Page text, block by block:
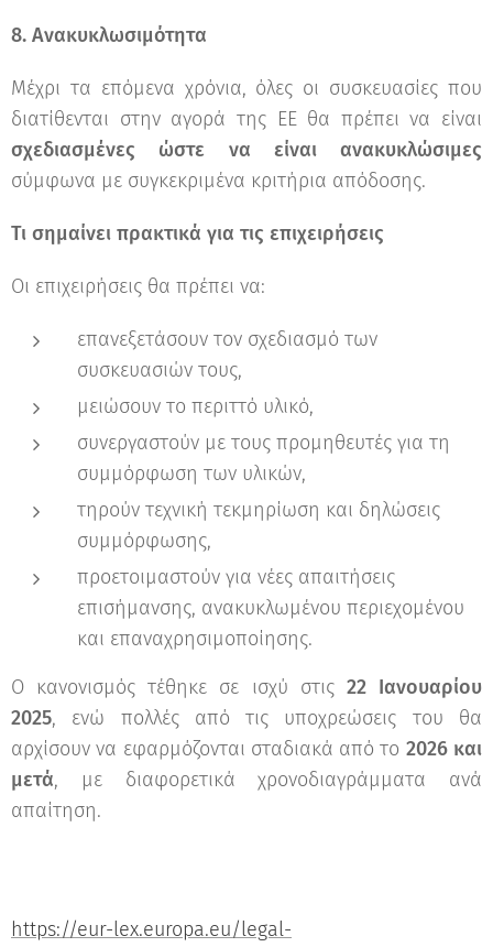
8. Ανακυκλωσιμότητα
Μέχρι τα επόμενα χρόνια, όλες οι συσκευασίες που
διατίθενται στην αγορά της ΕΕ θα πρέπει να είναι
σχεδιασμένες ώστε να είναι ανακυκλώσιμες
σύμφωνα με συγκεκριμένα κριτήρια απόδοσης.
Τι σημαίνει πρακτικά για τις επιχειρήσεις
Οι επιχειρήσεις θα πρέπει να:
επανεξετάσουν τον σχεδιασμό των
συσκευασιών τους,
μειώσουν το περιττό υλικό,
συνεργαστούν με τους προμηθευτές για τη
συμμόρφωση των υλικών,
τηρούν τεχνική τεκμηρίωση και δηλώσεις
συμμόρφωσης,
προετοιμαστούν για νέες απαιτήσεις
επισήμανσης, ανακυκλωμένου περιεχομένου
και επαναχρησιμοποίησης.
Ο κανονισμός τέθηκε σε ισχύ στις 22 Ιανουαρίου
2025, ενώ πολλές από τις υποχρεώσεις του θα
αρχίσουν να εφαρμόζονται σταδιακά από το 2026 και
μετά, με διαφορετικά χρονοδιαγράμματα ανά
απαίτηση.
https://eur-lex.europa.eu/legal-